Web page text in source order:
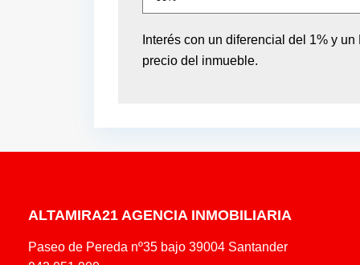
Interés con un diferencial del 1% y
precio del inmueble.
ALTAMIRA21 AGENCIA INMOBILIARIA
Paseo de Pereda nº35 bajo 39004 Santander